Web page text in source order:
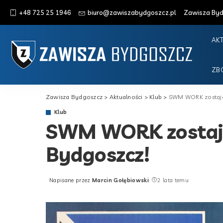
+48 725 25 1946 biuro@zawiszabydgoszcz.pl Zawisza
Zawisza Bydgoszcz > Aktualności > Klub > SWM WORK
Klub
SWM WORK
Bydgoszcz!
Posted
Napisane przez Marcin Gołębiowski 2 lata temu